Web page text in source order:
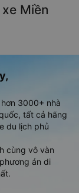
Miền
3000+ nhà
tất cả hãng
du lịch phủ
cùng vô vàn
án di